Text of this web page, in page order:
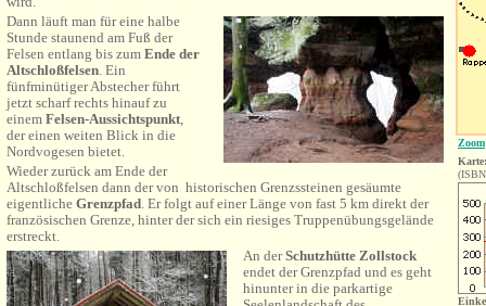
Dann läuft man für eine halbe
Stunde staunend am Fuß der
Felsen entlang bis zum Ende der
Altschloßfelsen. Ein
fünfminütiger Abstecher führt
jetzt scharf rechts hinauf zu
einem Felsen-Aussichtspunkt,
der einen weiten Blick in die
Nordvogesen bietet.
Wieder zurück am Ende der
Altschloßfelsen dann der von historischen Grenzssteinen gesäumte
eigentliche Grenzpfad. Er folgt auf einer Länge von fast 5 km direkt der
französischen Grenze, hinter der sich ein riesiges Truppenübungsgelände
erstreckt.
An derSchutzhütte Zollstock
endet der Grenzpfad und es geht
hinunter in die parkartige
Zoom
Karte: